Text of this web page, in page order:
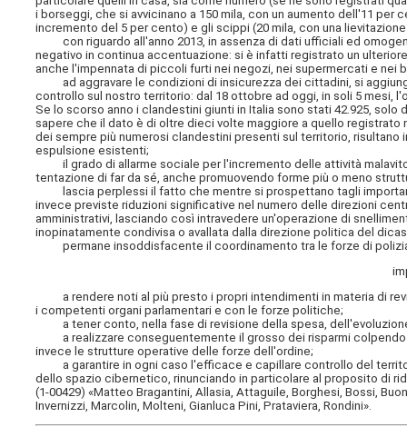
i borseggi, che si avvicinano a 150 mila, con un aumento dell'11 per
incremento del 5 per cento) e gli scippi (20 mila, con una
con riguardo all'anno 2013, in assenza di dati ufficiali ed
negativo in continua accentuazione: si è infatti registrato un
anche l'impennata di piccoli furti nei negozi, nei supermercati e nei
ad aggravare le condizioni di insicurezza dei cittadini, si
controllo sul nostro territorio: dal 18 ottobre ad oggi, in soli 5 mesi,
Se lo scorso anno i clandestini giunti in Italia sono stati 42.925,
sapere che il dato è di oltre dieci volte maggiore a quello
dei sempre più numerosi clandestini presenti sul territorio,
espulsione esistenti;
il grado di allarme sociale per l'incremento delle attività
tentazione di far da sé, anche promuovendo forme più o meno
lascia perplessi il fatto che mentre si prospettano tagli
invece previste riduzioni significative nel numero delle direzioni
amministrativi, lasciando così intravedere un'operazione di
inopinatamente condivisa o avallata dalla direzione politica del
permane insoddisfacente il coordinamento tra le forze di polizia
a rendere noti al più presto i propri intendimenti in materia di
i competenti organi parlamentari e con le forze politiche;
a tener conto, nella fase di revisione della spesa,
a realizzare conseguentemente il grosso dei risparmi
invece le strutture operative delle forze dell'ordine;
a garantire in ogni caso l'efficace e capillare controllo del
dello spazio cibernetico, rinunciando in particolare al proposito di
(1-00429) «Matteo Bragantini, Allasia, Attaguile, Borghesi, Bossi,
Invernizzi, Marcolin, Molteni, Gianluca Pini, Prataviera, Rondini».